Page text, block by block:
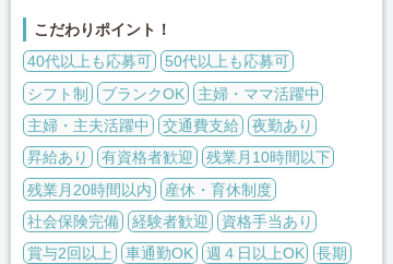
こだわりポイント！
40代以上も応募可
50代以上も応募可
シフト制
ブランクOK
主婦・ママ活躍中
主婦・主夫活躍中
交通費支給
夜勤あり
昇給あり
有資格者歓迎
残業月10時間以下
残業月20時間以内
産休・育休制度
社会保険完備
経験者歓迎
資格手当あり
賞与2回以上
車通勤OK 週４日以上OK 長期